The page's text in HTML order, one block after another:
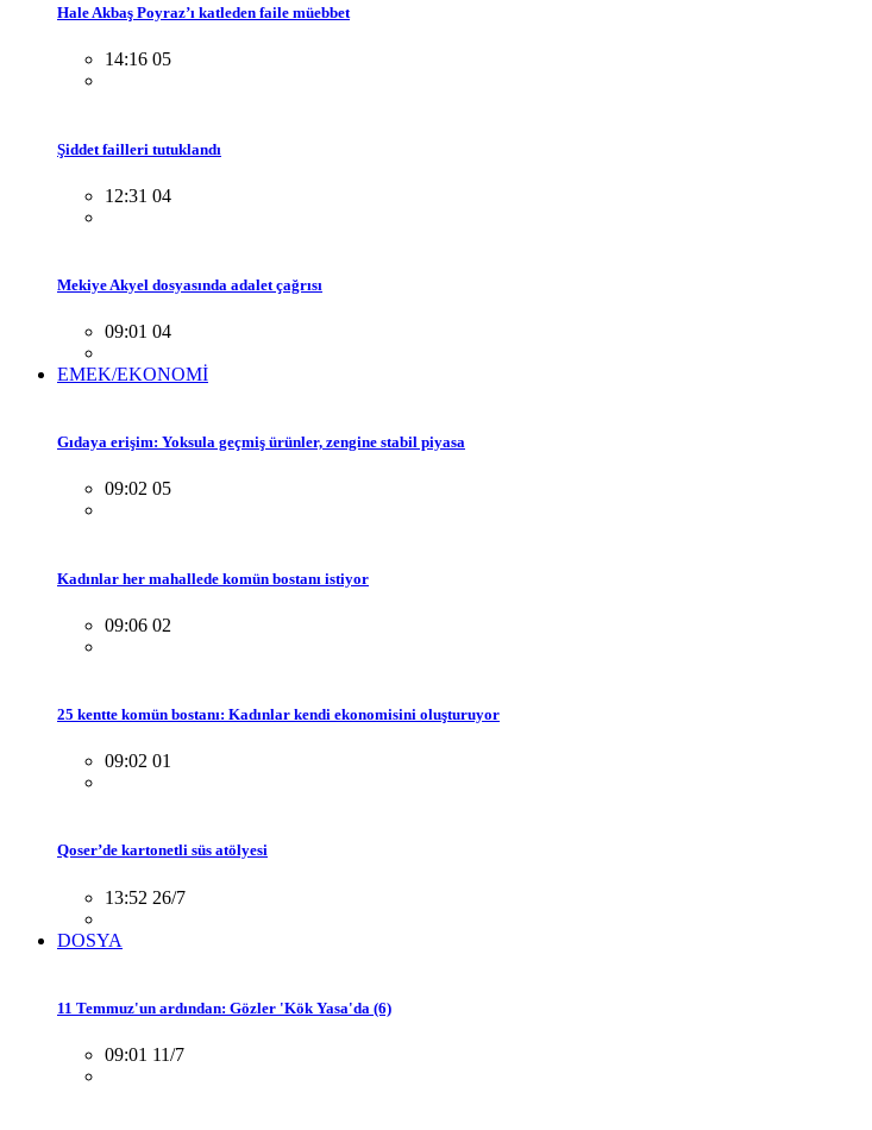
Hale Akbaş Poyraz’ı katleden faile müebbet
14:16 05
Şiddet failleri tutuklandı
12:31 04
Mekiye Akyel dosyasında adalet çağrısı
09:01 04
EMEK/EKONOMİ
Gıdaya erişim: Yoksula geçmiş ürünler, zengine stabil piyasa
09:02 05
Kadınlar her mahallede komün bostanı istiyor
09:06 02
25 kentte komün bostanı: Kadınlar kendi ekonomisini oluşturuyor
09:02 01
Qoser’de kartonetli süs atölyesi
13:52 26/7
DOSYA
11 Temmuz'un ardından: Gözler 'Kök Yasa'da (6)
09:01 11/7